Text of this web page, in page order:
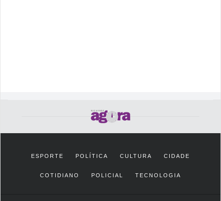
ESPORTE POLÍTICA CULTURA CIDADE
COTIDIANO POLICIAL TECNOLOGIA